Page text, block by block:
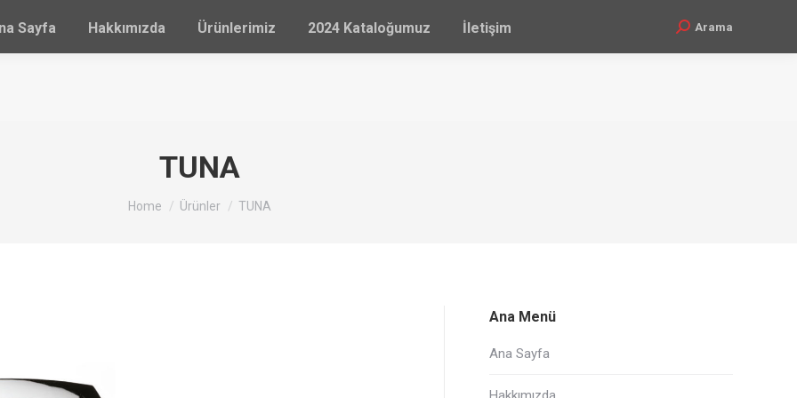
Sayfa Hakkımızda Ürünlerimiz 2024 Kataloğumuz İletişim Search:
Arama
TUNA
You are here:
Home Ürünler TUNA
Ana Menü
Ana Sayfa